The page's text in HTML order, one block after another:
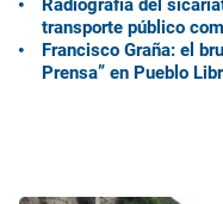
transporte público
Francisco Graña: el
Prensa” en Pueblo